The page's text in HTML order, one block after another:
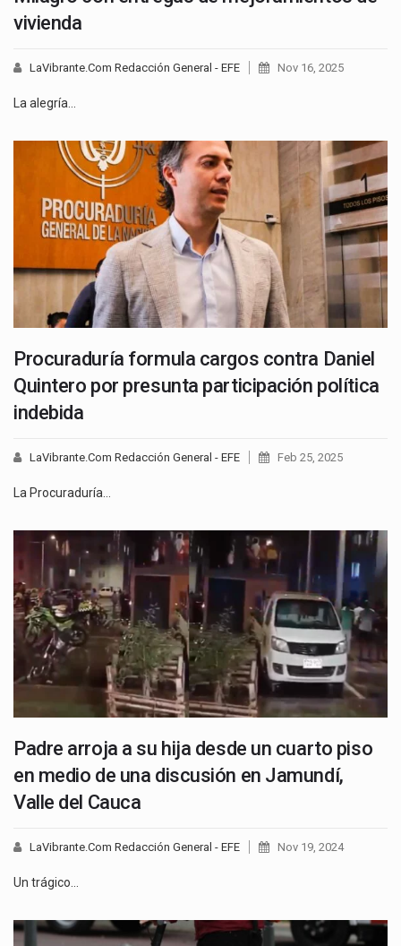
vivienda
LaVibrante.Com Redacción General - EFE Nov 16, 2025
La alegría…
Procuraduría formula cargos contra Daniel
Quintero por presunta participación política
indebida
LaVibrante.Com Redacción General - EFE Feb 25, 2025
La Procuraduría…
Padre arroja a su hija desde un cuarto piso
en medio de una discusión en Jamundí,
Valle del Cauca
LaVibrante.Com Redacción General - EFE Nov 19, 2024
Un trágico…